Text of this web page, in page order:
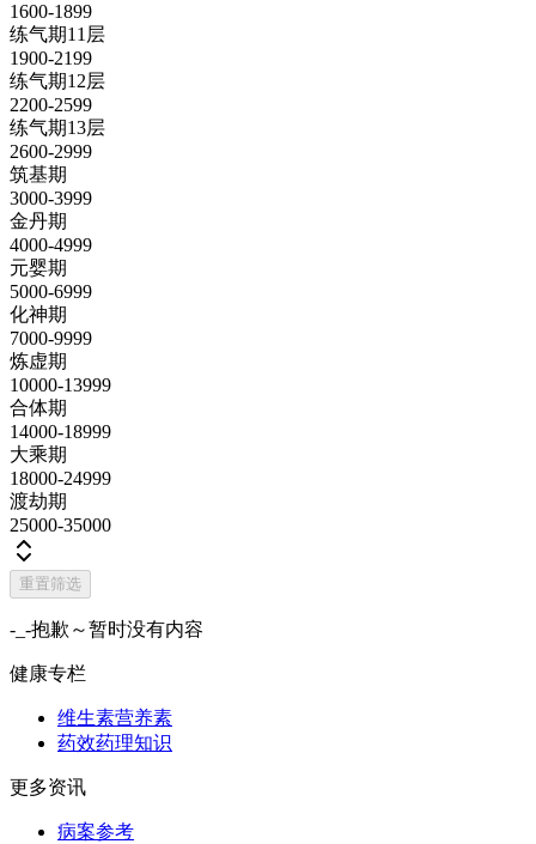
1600-1899
练气期11层
1900-2199
练气期12层
2200-2599
练气期13层
2600-2999
筑基期
3000-3999
金丹期
4000-4999
元婴期
5000-6999
化神期
7000-9999
炼虚期
10000-13999
合体期
14000-18999
大乘期
18000-24999
渡劫期
25000-35000
重置筛选
-_-抱歉～暂时没有内容
健康专栏
维生素营养素
药效药理知识
更多资讯
病案参考